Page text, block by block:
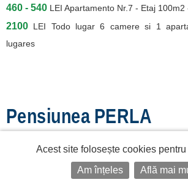
460 - 540 LEI Apartamento Nr.7 - Etaj 100m2
2100 LEI
Todo lugar 6 camere si 1
lugares
Pensiunea PERLA
LOTRULUI
5 habitaciones
Acest site folosește cookies
Am înțeles
Află mai